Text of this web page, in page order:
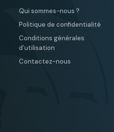
Qui sommes-nous ?
Politique de confidentialité
Conditions générales
d’utilisation
Contactez-nous